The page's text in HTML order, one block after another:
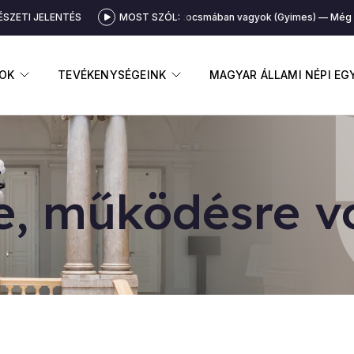
ALMENÜ MEGNYITÁSA
TEVÉKENYSÉGEINK ALMENÜ MEGNYITÁSA
MAGYAR ÁLLAMI NÉPI
JELENTÉS MOST SZÓL:
Még a kocsmában vagyok (Gyimes) Még a
mű­kö­dés­re